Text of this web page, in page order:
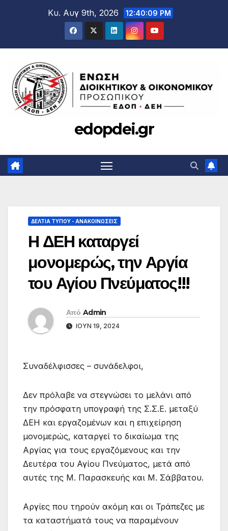
Κυ. Αυγ 9th, 2026 12:40:10 PM
edopdei.gr
ΔΕΛΤΊΑ ΤΎΠΟΥ - ΑΝΑΚΟΙΝΏΣΕΙΣ
Η ΔΕΗ καταργεί
μονομερώς, την Αργία
του Αγίου Πνεύματος!!!
Από Admin
ΙΟΎΝ 19, 2024
Συναδέλφισσες – συνάδελφοι,
Δεν πρόλαβε να στεγνώσει το μελάνι από
την πρόσφατη υπογραφή της Σ.Σ.Ε. μεταξύ
ΔΕΗ και εργαζομένων και η επιχείρηση
μονομερώς, καταργεί το δικαίωμα της
Αργίας για τους εργαζόμενους και την
Δευτέρα του Αγίου Πνεύματος, μετά από
αυτές της Μ. Παρασκευής και Μ. Σάββατου.
Αργίες που τηρούν ακόμη και οι Τράπεζες με
τα καταστήματά τους να παραμένουν